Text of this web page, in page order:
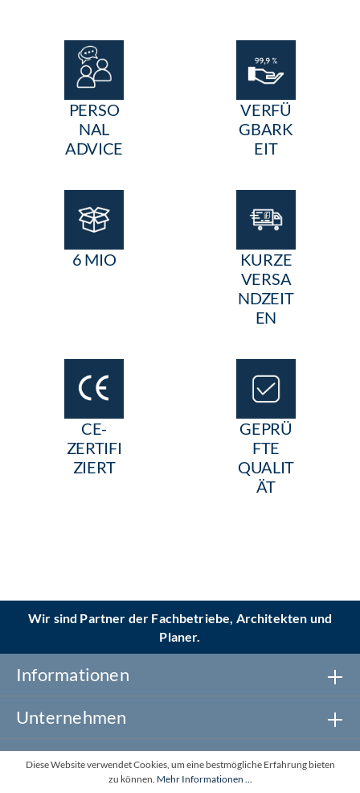
PERSO
NAL
ADVICE
VERFÜ
GBARK
EIT
6 MIO
KURZE
VERSA
NDZEIT
EN
CE-
ZERTIFI
ZIERT
GEPRÜ
FTE
QUALIT
ÄT
Wir sind Partner der Fachbetriebe, Architekten und
Planer.
Informationen
Unternehmen
Newsletter abonnieren
Diese Website verwendet Cookies, um eine bestmögliche Erfahrung bieten
zu können. Mehr Informationen ...